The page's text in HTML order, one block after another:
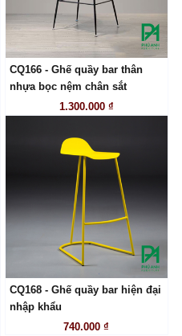
LIÊN HỆ
CQ166 - Ghế quầy bar thân
nhựa bọc nệm chân sắt
1.300.000 ₫
CQ168 - Ghế quầy bar hiện đại
nhập khẩu
740.000 ₫